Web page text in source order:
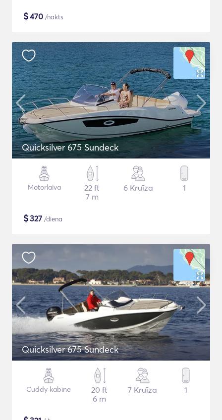
$470 /nakts
Quicksilver 675 Sundeck
Motorlaiva
22 ft
7 m
6 Kruīza 1
$327 /diena
Quicksilver 675 Sundeck
Cuddy kabīne
20 ft
6 m
7 Kruīza 1